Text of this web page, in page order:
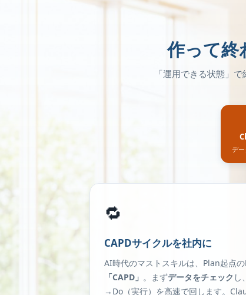
作って終
「運用できる状態」
デ
🔁
CAPDサイクルを社内に
AI時代のマストスキルは、Plan起点の
「CAPD」 。まずデータをチェック し
→Do（実行）を高速で回します。